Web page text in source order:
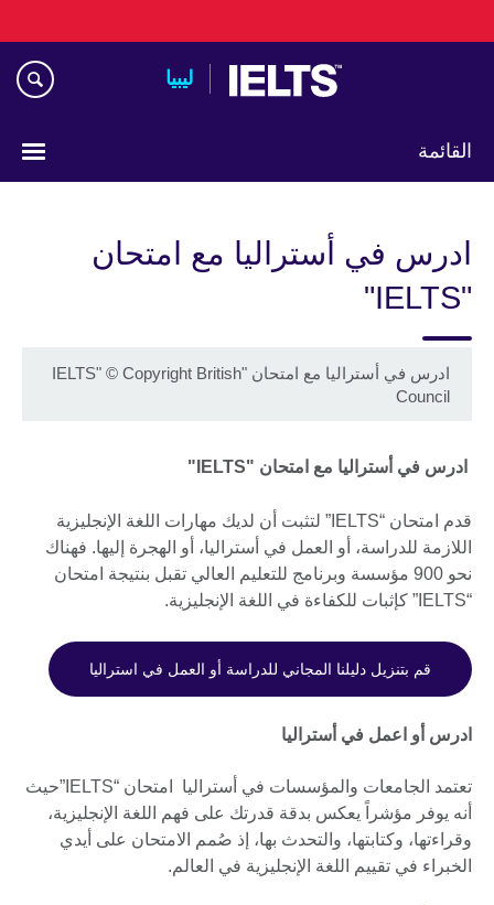
to
ليبيا
القائمة
language
ادرس في أستراليا مع امتحان
"IELTS"
ادرس في أستراليا مع امتحان "IELTS" © Copyright British
Council
ادرس في أستراليا مع امتحان "IELTS"
قدم امتحان “IELTS” لتثبت أن لديك مهارات اللغة الإنجليزية
اللازمة للدراسة، أو العمل في أستراليا، أو الهجرة إليها. فهناك
نحو 900 مؤسسة وبرنامج للتعليم العالي تقبل بنتيجة امتحان
“IELTS” كإثبات للكفاءة في اللغة الإنجليزية.
قم بتنزيل دليلنا المجاني للدراسة أو العمل في استراليا
ادرس أو اعمل في أستراليا
تعتمد الجامعات والمؤسسات في أستراليا امتحان “IELTS”حيث
أنه يوفر مؤشراً يعكس بدقة قدرتك على فهم اللغة الإنجليزية،
وقراءتها، وكتابتها، والتحدث بها، إذ صُمم الامتحان على أيدي
الخبراء في تقييم اللغة الإنجليزية في العالم.